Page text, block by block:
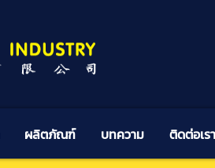
ผลิตภัณฑ์ บทความ ติดต่อเรา